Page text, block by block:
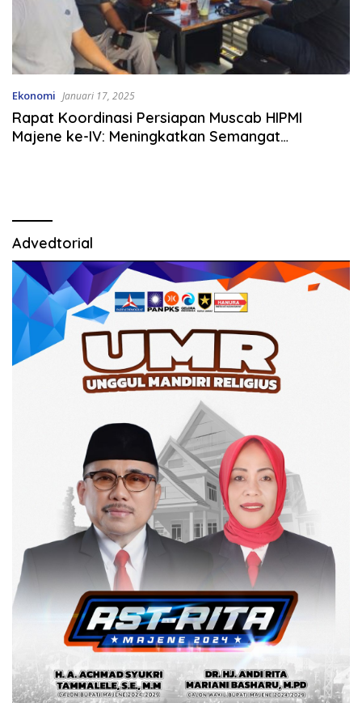
Ekonomi Januari 17, 2025
Rapat Koordinasi Persiapan Muscab HIPMI
Majene ke-IV: Meningkatkan Semangat
Advedtorial